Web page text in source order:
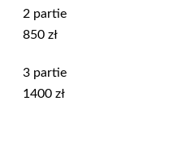
2 partie
850 zł
3 partie
1400 zł